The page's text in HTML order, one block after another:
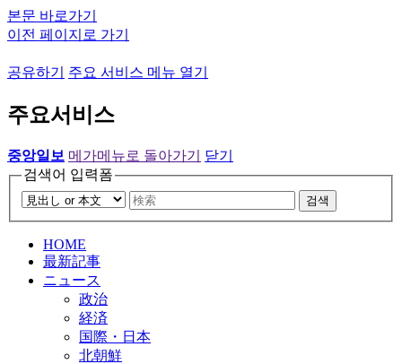
본문 바로가기
이전 페이지로 가기
공유하기 주요 서비스 메뉴 열기
주요서비스
중앙일보 메가메뉴로 돌아가기
닫기
검색어 입력폼
검색
HOME
最新記事
ニュース
政治
経済
国際・日本
北朝鮮